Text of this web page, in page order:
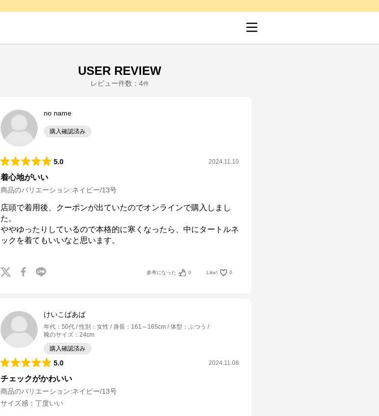
USER REVIEW
レビュー件数： 4件
no name
購入確認済み
5.0 2024.11.10
着心地がいい
商品のバリエーション:ネイビー/13号
店頭で着用後、クーポンが出ていたのでオンラインで購入しまし
た。
ややゆったりしているので本格的に寒くなったら、中にタートルネ
ックを着てもいいなと思います。
参考になった 0 Like! 0
けいこばあば
年代 ： 50代 性別 ： 女性 身長 ： 161～165cm 体型 ： ふつう
靴のサイズ ： 24cm
購入確認済み
5.0 2024.11.08
チェックがかわいい
商品のバリエーション:ネイビー/13号
サイズ感 ： 丁度いい